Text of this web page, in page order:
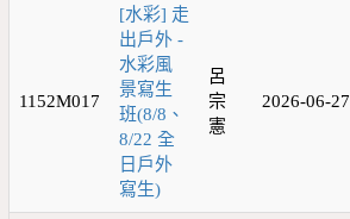
1152M017
[水彩] 走
出戶外 -
水彩風
景寫生
班(8/8、
8/22 全
日戶外
寫生)
呂
宗
憲
2026-06-27